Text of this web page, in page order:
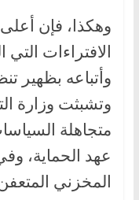
وهكذا، فإن
الافتراءات
وأتباعه بظهير
وتشبثت وزارة
متجاهلة
عهد الحماية،
المخزني